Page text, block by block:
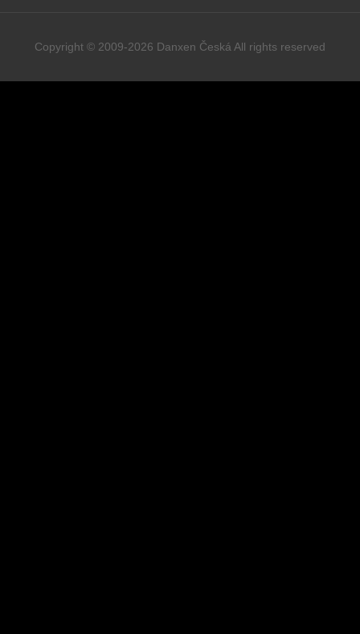
Copyright © 2009-2026 Danxen Česká All rights reserved